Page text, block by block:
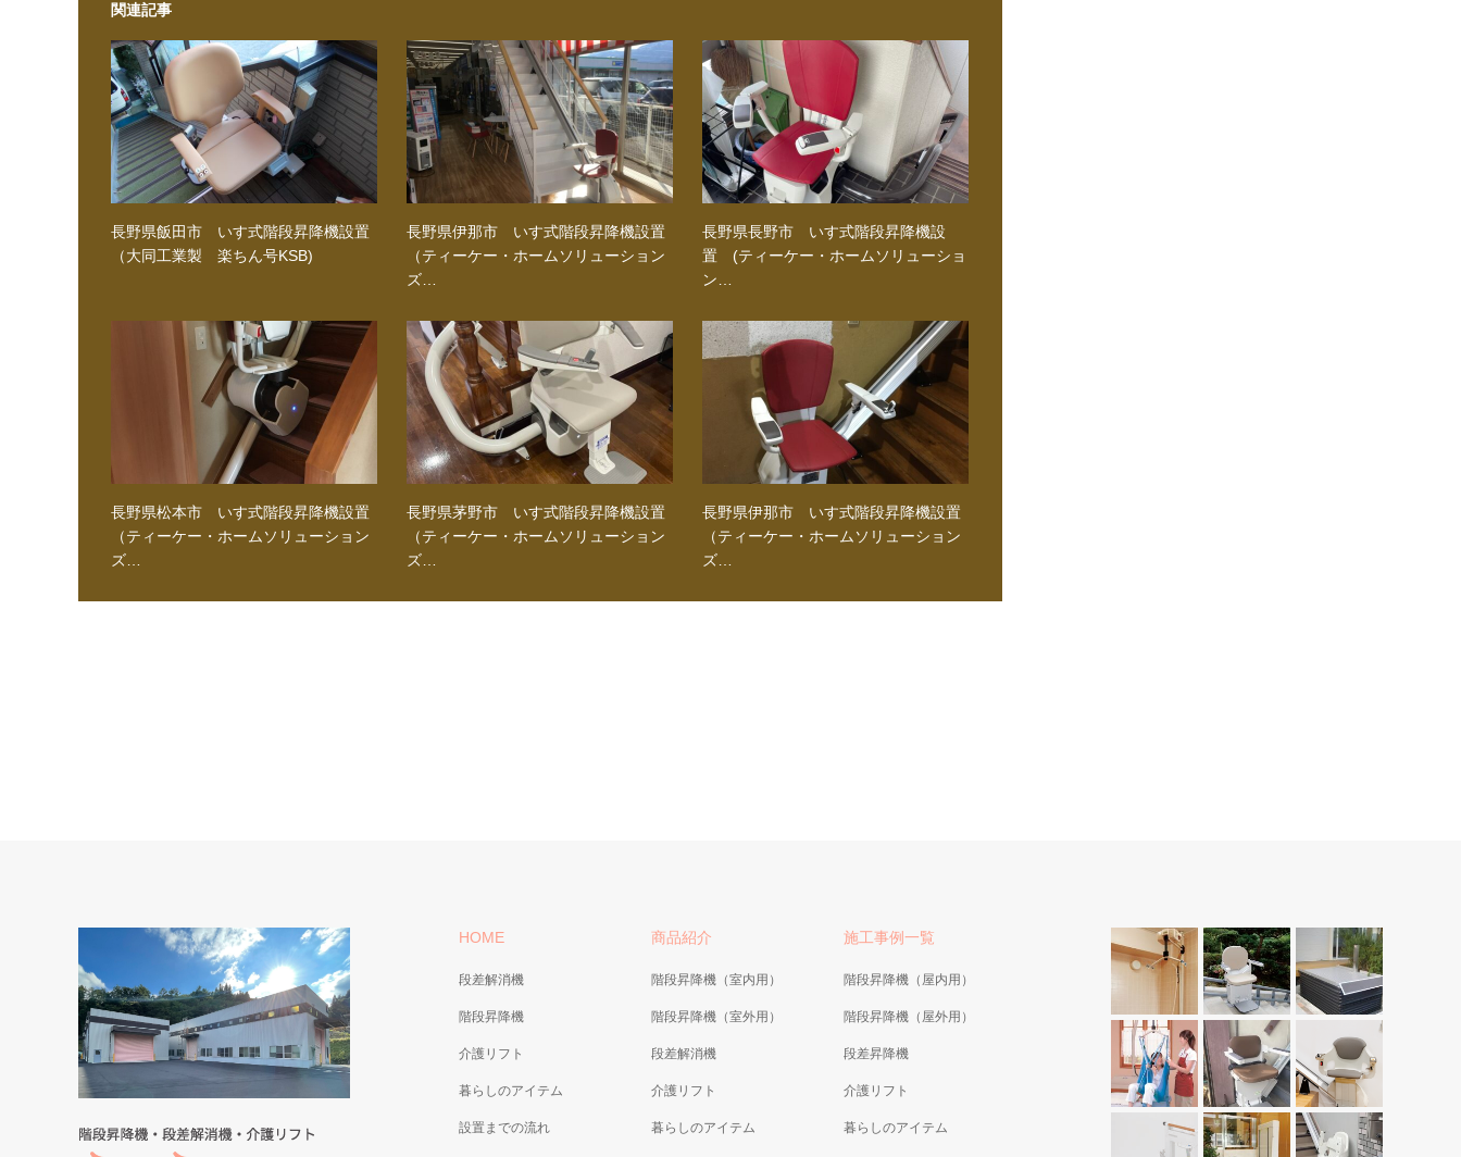
関連記事
長野県飯田市 いす式階段昇降機設置
（大同工業製 楽ちん号KSB)
長野県伊那市 いす式階段昇降機設置
（ティーケー・ホームソリューション
ズ…
長野県長野市 いす式階段昇降機設
置 (ティーケー・ホームソリューショ
ン…
長野県松本市 いす式階段昇降機設置
（ティーケー・ホームソリューション
ズ…
長野県茅野市 いす式階段昇降機設置
（ティーケー・ホームソリューション
ズ…
長野県伊那市 いす式階段昇降機設置
（ティーケー・ホームソリューション
ズ…
HOME
段差解消機
階段昇降機
介護リフト
暮らしのアイテム
設置までの流れ
商品紹介
階段昇降機（室内用）
階段昇降機（室外用）
段差解消機
介護リフト
暮らしのアイテム
施工事例一覧
階段昇降機（屋内用）
階段昇降機（屋外用）
段差昇降機
介護リフト
暮らしのアイテム